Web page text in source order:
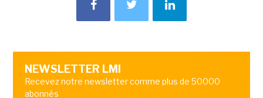
NEWSLETTER LMI
Recevez notre newsletter comme plus de 50000
abonnés